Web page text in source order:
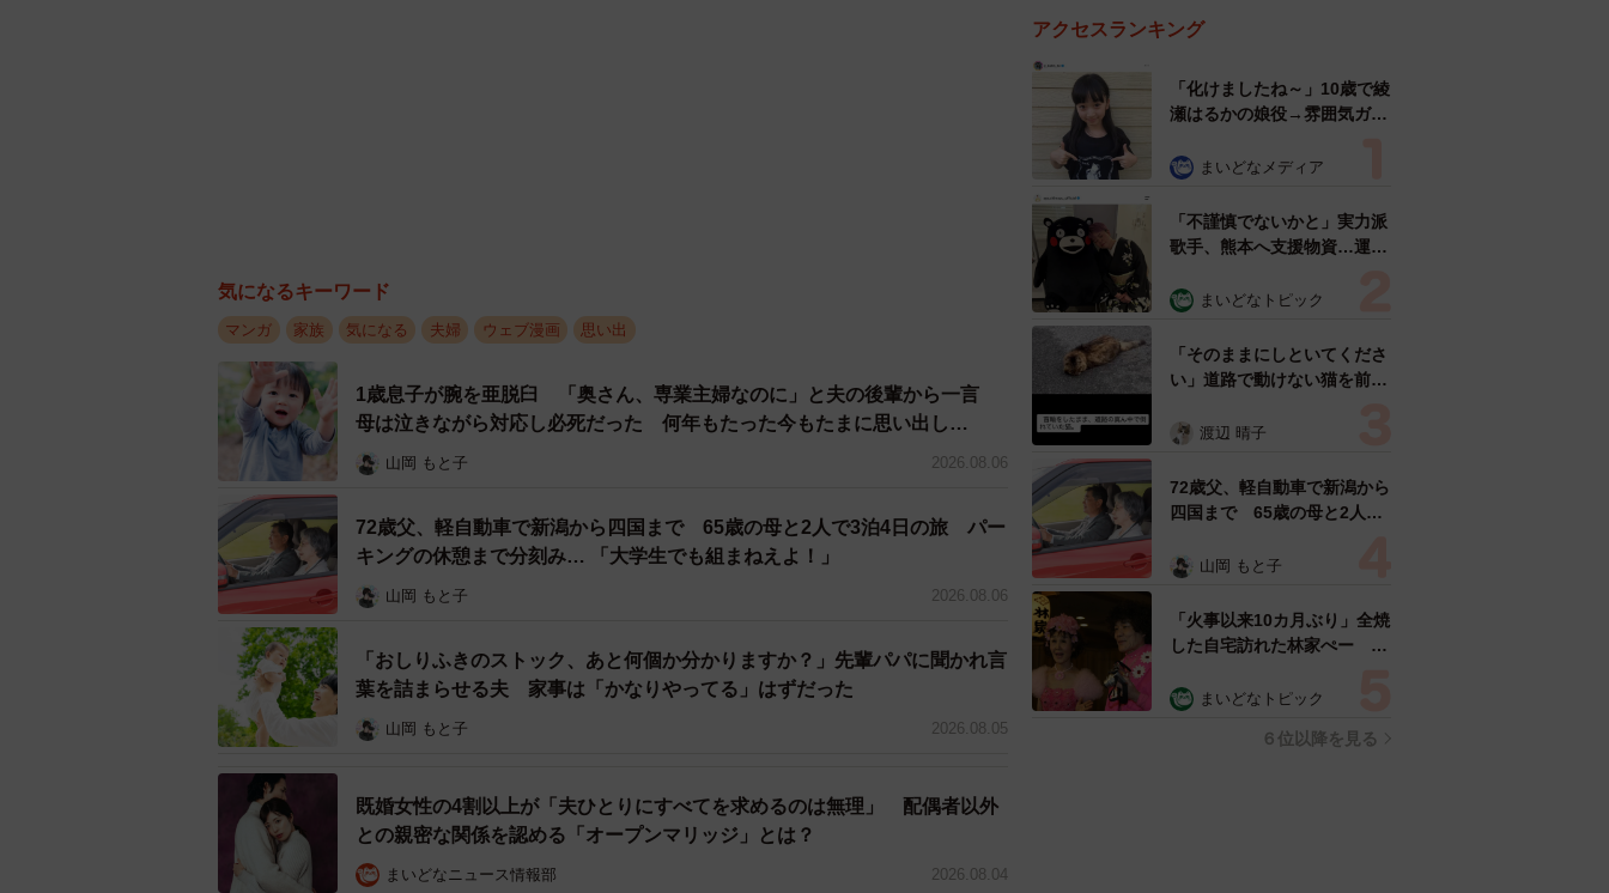
気になるキーワード
マンガ 家族 気になる 夫婦 ウェブ漫画 思い出
1歳息子が腕を亜脱臼 「奥さん、専業主婦なのに」と夫の後輩から一言
母は泣きながら対応し必死だった 何年もたった今もたまに思い出し…
山岡 もと子 2026.08.06
72歳父、軽自動車で新潟から四国まで 65歳の母と2人で3泊4日の旅 パー
キングの休憩まで分刻み… 「大学生でも組まねえよ！」
山岡 もと子 2026.08.06
「おしりふきのストック、あと何個か分かりますか？」先輩パパに聞かれ言
葉を詰まらせる夫 家事は「かなりやってる」はずだった
山岡 もと子 2026.08.05
既婚女性の4割以上が「夫ひとりにすべてを求めるのは無理」 配偶者以外
との親密な関係を認める「オープンマリッジ」とは？
まいどなニュース情報部 2026.08.04
アクセスランキング
「化けましたね～」10歳で綾
瀬はるかの娘役→雰囲気ガラ
雰囲気が」「宝塚に入れそ
まいどなメディア
「不謹慎でないかと」実力派
歌手、熊本へ支援物資…運搬
めらい 「痛いほど伝わる」
まいどなトピック
「そのままにしといてくださ
い」道路で動けない猫を前に
ようとした4日間 「命の重
表の訴え
渡辺 晴子
72歳父、軽自動車で新潟から
四国まで 65歳の母と2人で
憩まで分刻み… 「大学生で
山岡 もと子
「火事以来10カ月ぶり」全焼
した自宅訪れた林家ぺー 内
ン状態の部屋に呆然
まいどなトピック
６位以降を見る